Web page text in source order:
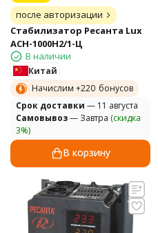
после авторизации
Стабилизатор Ресанта Lux
АСН-1000Н2/1-Ц
В наличии
Китай
Начислим +220 бонусов
Cрок доставки — 11 августа
Самовывоз— Завтра (скидка
3%)
В корзину